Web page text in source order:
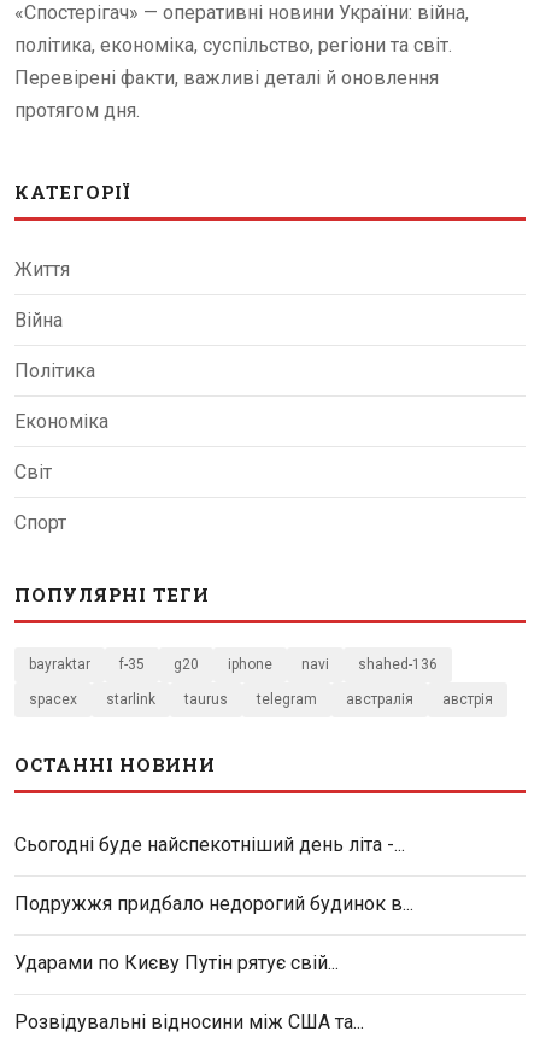
«Спостерігач» — оперативні новини України: війна,
політика, економіка, суспільство, регіони та світ.
Перевірені факти, важливі деталі й оновлення
протягом дня.
КАТЕГОРІЇ
Життя
Війна
Політика
Економіка
Світ
Спорт
ПОПУЛЯРНІ ТЕГИ
bayraktar f-35 g20 iphone navi shahed-136
spacex starlink taurus telegram австралія австрія
ОСТАННІ НОВИНИ
Сьогодні буде найспекотніший день літа -...
Подружжя придбало недорогий будинок в...
Ударами по Києву Путін рятує свій...
Розвідувальні відносини між США та...